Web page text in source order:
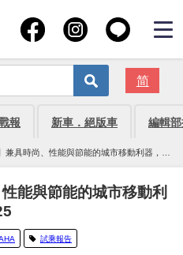
简
報 新車．絕版車 編輯
兼具時尚、性能與節能的城市移動利器，
能與節能的城市移動利
試乘報告